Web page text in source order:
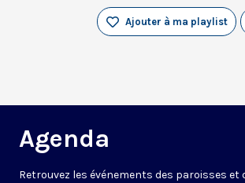
Ajouter à ma playlist
Agenda
Retrouvez les événements des paroisses et